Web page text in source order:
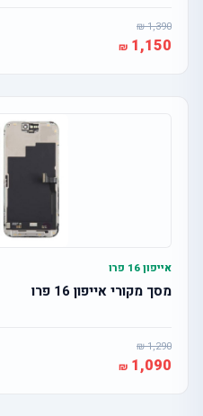
1,390
1,150
אייפון 16 פרו
מסך מקורי אייפון 16 פרו
1,290
1,090